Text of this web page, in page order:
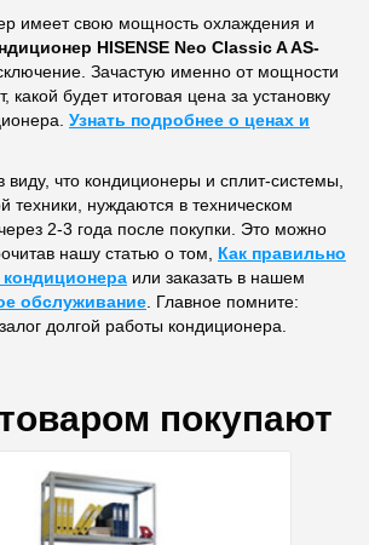
имеет свою мощность охлаждения и
HISENSE Neo Classic A AS-
Зачастую именно от мощности
какой будет итоговая цена за установку
Узнать подробнее о ценах и
виду, что кондиционеры и сплит-системы,
техники, нуждаются в техническом
2-3 года после покупки. Это можно
нашу статью о том, Как правильно
или заказать в нашем
обслуживание . Главное помните:
долгой работы кондиционера.
покупают